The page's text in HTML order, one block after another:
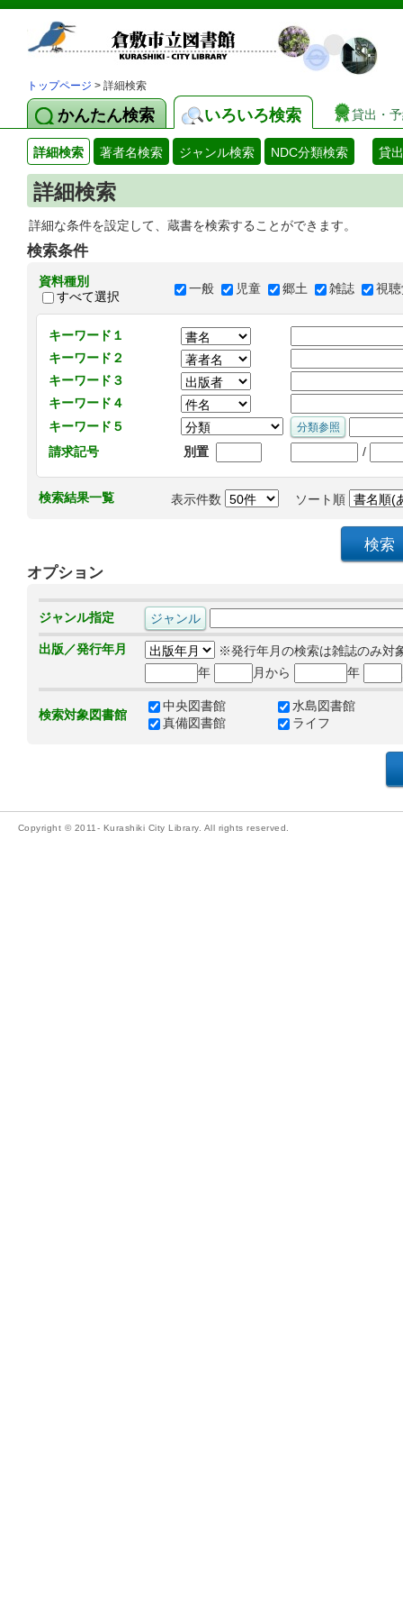
トップページ > 詳細検索
かんたん検索 いろいろ検索 貸出・
詳細検索 著者名検索 ジャンル検索 NDC分類検索 貸
詳細検索
詳細な条件を設定して、蔵書を検索することができます。
検索条件
資料種別
すべて選択
一般 児童 郷土 雑誌 視
キーワード１
キーワード２
キーワード３
キーワード４
キーワード５
請求記号
別置 /
検索結果一覧 表示件数 ソート順
オプション
ジャンル指定
出版／発行年月
※発行年月の検索は雑誌のみ対
年
月から 年
検索対象図書館
中央図書館
水島図書館
真備図書館
ライフ
Copyright © 2011- Kurashiki City Library. All rights reserved.